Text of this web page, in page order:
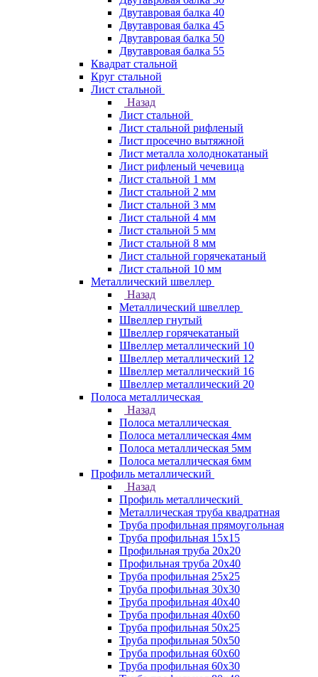
Двутавровая балка 40
Двутавровая балка 45
Двутавровая балка 50
Двутавровая балка 55
Квадрат стальной
Круг стальной
Лист стальной
Назад
Лист стальной
Лист стальной рифленый
Лист просечно вытяжной
Лист металла холоднокатаный
Лист рифленый чечевица
Лист стальной 1 мм
Лист стальной 2 мм
Лист стальной 3 мм
Лист стальной 4 мм
Лист стальной 5 мм
Лист стальной 8 мм
Лист стальной горячекатаный
Лист стальной 10 мм
Металлический швеллер
Назад
Металлический швеллер
Швеллер гнутый
Швеллер горячекатаный
Швеллер металлический 10
Швеллер металлический 12
Швеллер металлический 16
Швеллер металлический 20
Полоса металлическая
Назад
Полоса металлическая
Полоса металлическая 4мм
Полоса металлическая 5мм
Полоса металлическая 6мм
Профиль металлический
Назад
Профиль металлический
Металлическая труба квадратная
Труба профильная прямоугольная
Труба профильная 15х15
Профильная труба 20х20
Профильная труба 20х40
Труба профильная 25х25
Труба профильная 30x30
Труба профильная 40х40
Труба профильная 40х60
Труба профильная 50х25
Труба профильная 50х50
Труба профильная 60x60
Труба профильная 60х30